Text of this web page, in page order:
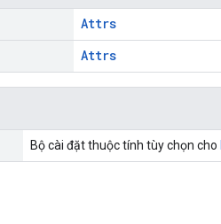
Attrs
Attrs
Bộ cài đặt thuộc tính tùy chọn cho